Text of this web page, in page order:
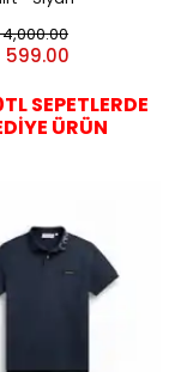
SEPETLERDE
ÜRÜN